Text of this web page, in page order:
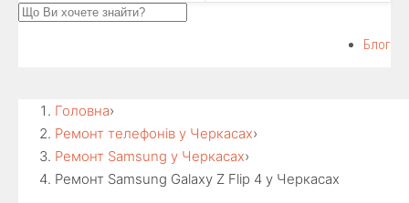
Блог
Головна›
Ремонт телефонів у Черкасах›
Ремонт Samsung у Черкасах›
Ремонт Samsung Galaxy Z Flip 4 у Черкасах